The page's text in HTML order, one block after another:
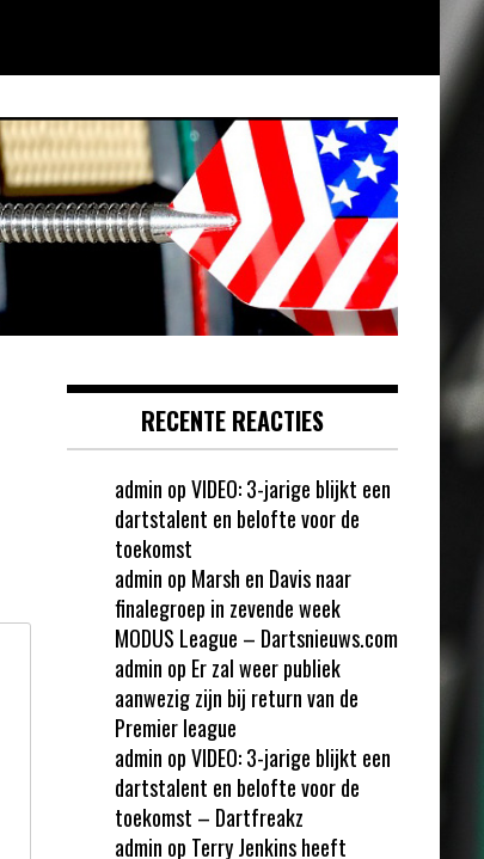
RECENTE REACTIES
admin opVIDEO: 3-jarige blijkt een
dartstalent en belofte voor de
toekomst
admin op Marsh en Davis naar
finalegroep in zevende week
MODUS League – Dartsnieuws.com
admin op Er zal weer publiek
aanwezig zijn bij return van de
Premier league
admin opVIDEO: 3-jarige blijkt een
dartstalent en belofte voor de
toekomst – Dartfreakz
admin op Terry Jenkins heeft